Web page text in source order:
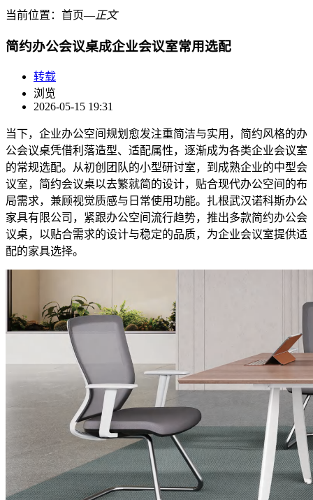
当前位置： 首页―正文
简约办公会议桌成企业会议室常用选配
转载
浏览
2026-05-15 19:31
当下，企业办公空间规划愈发注重简洁与实用，简约风格的办
公会议桌凭借利落造型、适配属性，逐渐成为各类企业会议室
的常规选配。从初创团队的小型研讨室，到成熟企业的中型会
议室，简约会议桌以去繁就简的设计，贴合现代办公空间的布
局需求，兼顾视觉质感与日常使用功能。扎根武汉诺科斯办公
家具有限公司，紧跟办公空间流行趋势，推出多款简约办公会
议桌，以贴合需求的设计与稳定的品质，为企业会议室提供适
配的家具选择。